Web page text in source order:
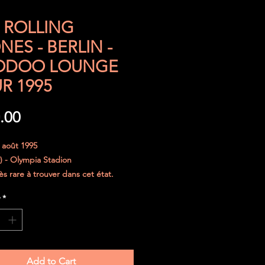
- BERLIN -
LOUNGE
1995
Price
1995
- Olympia Stadion
rare à trouver dans cet état.
dans une enveloppe
et le ticket sera placé entre deux
de carton épais.
*
Add to Cart